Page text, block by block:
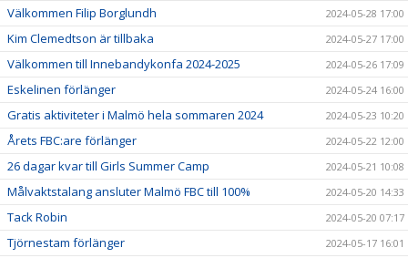
Välkommen Filip Borglundh 2024-05-28 17:00
Kim Clemedtson är tillbaka 2024-05-27 17:00
Välkommen till Innebandykonfa 2024-2025 2024-05-26 17:09
Eskelinen förlänger 2024-05-24 16:00
Gratis aktiviteter i Malmö hela sommaren 2024 2024-05-23 10:20
Årets FBC:are förlänger 2024-05-22 12:00
26 dagar kvar till Girls Summer Camp 2024-05-21 10:08
Målvaktstalang ansluter Malmö FBC till 100% 2024-05-20 14:33
Tack Robin 2024-05-20 07:17
Tjörnestam förlänger 2024-05-17 16:01